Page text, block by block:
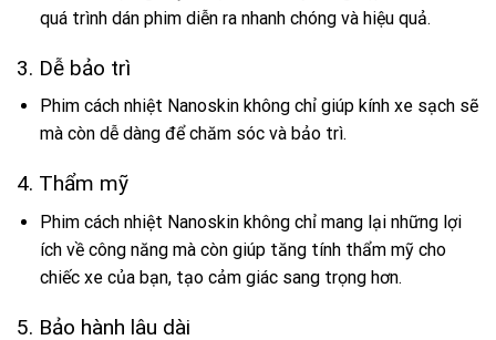
quá trình dán phim diễn ra nhanh chóng và hiệu quả.
3. Dễ bảo trì
Phim cách nhiệt Nanoskin không chỉ giúp kính xe sạch sẽ
mà còn dễ dàng để chăm sóc và bảo trì.
4. Thẩm mỹ
Phim cách nhiệt Nanoskin không chỉ mang lại những lợi
ích về công năng mà còn giúp tăng tính thẩm mỹ cho
chiếc xe của bạn, tạo cảm giác sang trọng hơn.
5. Bảo hành lâu dài